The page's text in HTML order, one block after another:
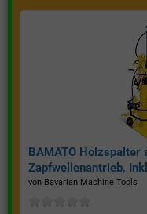
BAMATO Holzspalter
Zapfwellenantrieb,
Spaltkraft 22 Tonnen*
von Bavarian Machine Tools